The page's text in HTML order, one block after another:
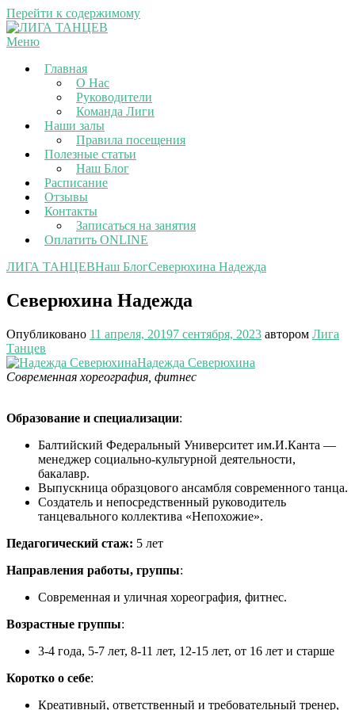
Перейти к содержимому
Меню
Главная
О Нас
Руководители
Команда Лиги
Наши залы
Правила посещения
Полезные статьи
Наш Блог
Расписание
Отзывы
Контакты
Записаться на занятия
Оплатить ONLINE
ЛИГА ТАНЦЕВНаш БлогСеверюхина Надежда
Северюхина Надежда
Опубликовано 11 апреля, 20197 сентября, 2023 автором Лига
Танцев
Надежда Северюхина
Современная хореография, фитнес
Образование и специализации:
Балтийский Федеральный Университет им.И.Канта —
менеджер социально-культурной деятельности,
бакалавр.
Выпускница образцового ансамбля современного танца.
Создатель и непосредственный руководитель
танцевального коллектива «Непохожие».
Педагогический стаж: 5 лет
Направления работы, группы:
Современная и уличная хореография, фитнес.
Возрастные группы:
3-4 года, 5-7 лет, 8-11 лет, 12-15 лет, от 16 лет и старше
Коротко о себе:
Креативный, ответственный и требовательный тренер,